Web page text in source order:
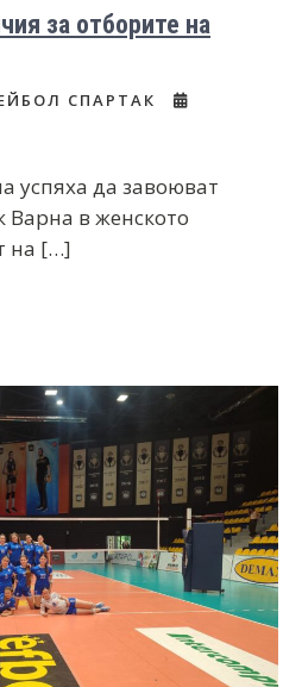
за отборите на
СПАРТАК
успяха да завоюват
Варна в женското
на […]